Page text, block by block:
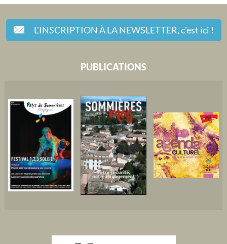
L'INSCRIPTION À LA NEWSLETTER,c'est ici !
PUBLICATIONS